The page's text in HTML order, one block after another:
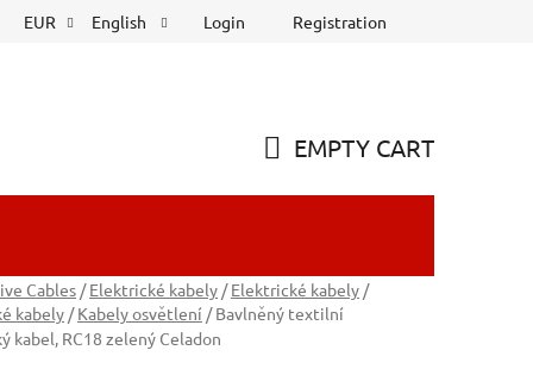
EUR English Login Registration
EMPTY CART
Cables / Elektrické kabely / Elektrické kabely /
kabely / Kabely osvětlení / Bavlněný textilní
kabel, RC18 zelený Celadon